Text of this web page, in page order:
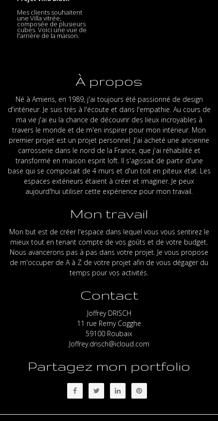
Mes clients souhaitent
une Villa vitrée,
composée de plusieurs
cubes. Voici une vue de
l'arrière de la maison.
À propos
Né à Amiens, en 1989, j'ai toujours été passionné de design
d'intérieur. Je suis très à l'écoute et dans l'empathie. Au cours de
ma vie j'ai eu la chance de découvrir des lieux incroyables à
travers le monde et de m'en inspirer pour mon intérieur. Mon
premier projet est un projet personnel. J'ai acheté une ancienne
carrosserie dans le nord de la France, que j'ai réhabilité et
transformé en maison esprit loft. Il s'agissait de partir d'une
base qui se composait de 4 murs et d'un toit en piteux état. Les
espaces extérieurs étaient à créer et imaginer. Je peux
aujourd'hui utiliser cette expérience pour mon travail.
Mon travail
Mon but est de créer l'espace dans lequel vous vous sentirez le
mieux tout en tenant compte de vos goûts et de votre budget.
Nous avancerons pas à pas dans votre projet. Je vous propose
de m'occuper de A à Z de votre projet afin de vous dégager du
temps pour vos activités.
Contact
Joffrey DRISCH
11 rue Remy Cogghe
59100 Roubaix
Joffrey.drisch@icloud.com
Partagez mon portfolio